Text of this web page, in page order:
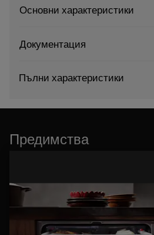
Основни характеристики
Документация
Пълни характеристики
Предимства